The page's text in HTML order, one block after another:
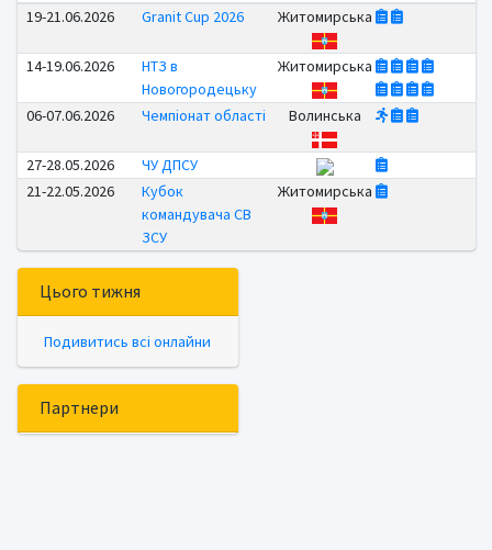
19-21.06.2026
Granit Cup 2026 Житомирська
14-19.06.2026
НТЗ в
Новогородецьку
Житомирська
06-07.06.2026 Чемпіонат області Волинська
27-28.05.2026
ЧУ ДПСУ
21-22.05.2026
Кубок
командувача СВ
ЗСУ
Житомирська
Цього тижня
Подивитись всі онлайни
Партнери